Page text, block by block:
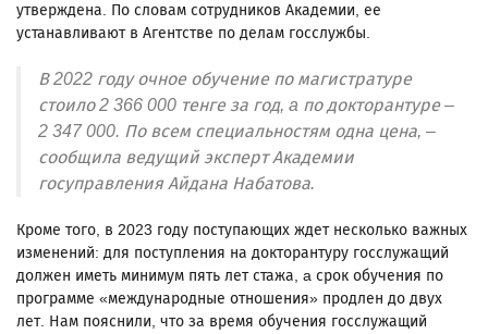
утверждена. По словам сотрудников Академии, ее
устанавливают в Агентстве по делам госслужбы.
В 2022 году очное обучение по магистратуре
стоило 2 366 000 тенге за год, a по докторантуре –
2 347 000. По всем специальностям одна цена, –
сообщила ведущий эксперт Академии
госуправления Айдана Набатова.
Кроме того, в 2023 году поступающих ждет несколько важных
изменений: для поступления на докторантуру госслужащий
должен иметь минимум пять лет стажа, a срок обучения по
программе «международные отношения» продлен до двух
лет. Нам пояснили, что за время обучения госслужащий